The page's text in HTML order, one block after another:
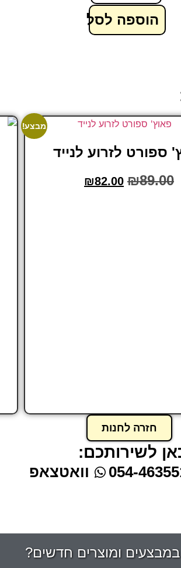
הוספה לסל
מבצע!
ספורט לזרוע לנייד
₪89.00
₪82.00
חזרה לחנות
לשירותכם:
054- וואטצאפ
ומוצרים חדשים?